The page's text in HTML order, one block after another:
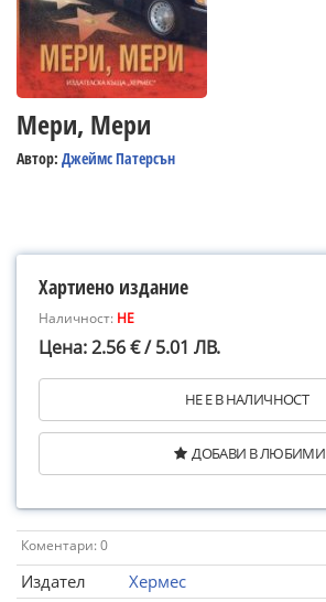
Мери, Мери
Автор: Джеймс Патерсън
Хартиено издание
Наличност: НЕ
Цена: 2.56 € / 5.01 ЛВ.
НЕ Е В НАЛИЧНОСТ
ДОБАВИ В ЛЮБИМИ
Коментари: 0
Издател
Хермес